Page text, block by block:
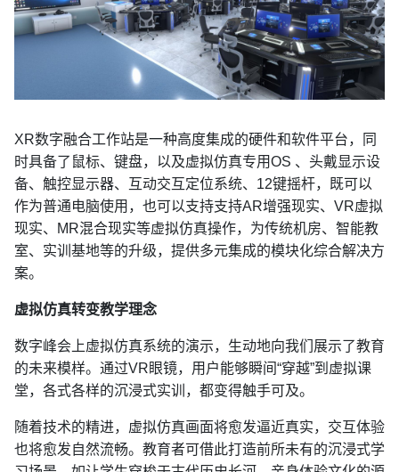
XR数字融合工作站是一种高度集成的硬件和软件平台，同
时具备了鼠标、键盘，以及虚拟仿真专用OS 、头戴显示设
备、触控显示器、互动交互定位系统、12键摇杆，既可以
作为普通电脑使用，也可以支持支持AR增强现实、VR虚拟
现实、MR混合现实等虚拟仿真操作，为传统机房、智能教
室、实训基地等的升级，提供多元集成的模块化综合解决方
案。
虚拟仿真转变教学理念
数字峰会上虚拟仿真系统的演示，生动地向我们展示了教育
的未来模样。通过VR眼镜，用户能够瞬间“穿越”到虚拟课
堂，各式各样的沉浸式实训，都变得触手可及。
随着技术的精进，虚拟仿真画面将愈发逼近真实，交互体验
也将愈发自然流畅。教育者可借此打造前所未有的沉浸式学